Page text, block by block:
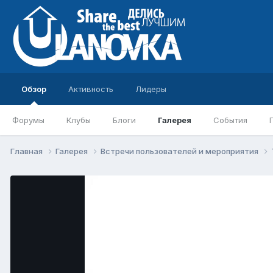
Обзор
Форумы Клубы Блоги Галерея События
Активность Лидеры
Главная Галерея Встречи пользователей и мероприятия